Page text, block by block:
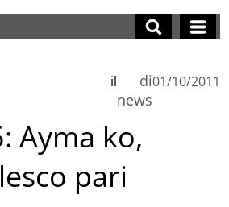
di
news
il 01/10/2011
Ayma ko,
pari